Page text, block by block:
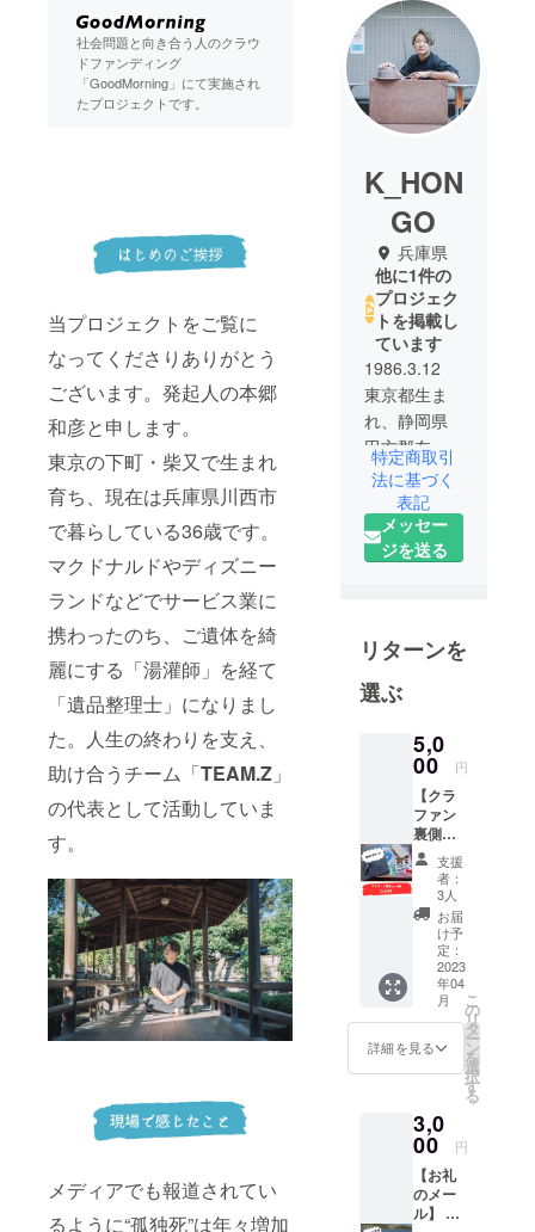
社会問題と向き合う人のクラウ
ドファンディング
「GoodMorning」にて実施され
たプロジェクトです。
当プロジェクトをご覧に
なってくださりありがとう
ございます。発起人の本郷
和彦と申します。
東京の下町・柴又で生まれ
育ち、現在は兵庫県川西市
で暮らしている36歳です。
マクドナルドやディズニー
ランドなどでサービス業に
携わったのち、ご遺体を綺
麗にする「湯灌師」を経て
「遺品整理士」になりまし
た。人生の終わりを支え、
助け合うチーム「TEAM.Z 」
の代表として活動していま
す。
メディアでも報道されてい
るように“孤独死”は年々増加
K_HON
GO
兵庫県
他に1件の
プロジェク
トを掲載し
ています
1986.3.12
東京都生ま
れ、静岡県
田方郡在
住。
マクドナル
ド、ディズ
ニーラン
理士に。
さまざまな
サービス業
を経験し、
現在は便利
屋としてク
ラウドファ
ンディング
やイベント
のサポート
を中心に、
熱海市にあ
るグランピ
ング施設で
も勤務中。
特定商取引
法に基づく
表記
メッセー
ジを送る
リターンを
選ぶ
5,0
00 円
【クラ
ファン
裏側
zoom
権】 今
回クラ
ウド
ファン
ディン
グを経
験して
みて、
私なり
の“クラ
ウド
ファン
グのコ
ツ”をお
話させ
ていた
だく
zoomの
支援
者：
3人
お届
け予
定：
2023
年04
月
詳細を見る
こ
の
リ
タ
ー
ン
を
選
択
す
る
3,0
00 円
【お礼
のメー
ル】 た